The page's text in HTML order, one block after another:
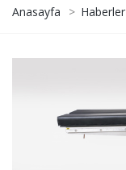
Anasayfa > Haberler